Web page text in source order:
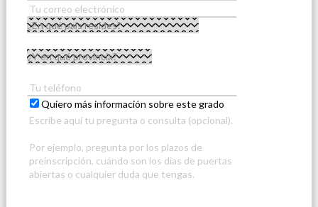
Quiero más información sobre este grado